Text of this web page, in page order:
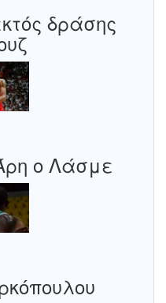
δράσης
ο Λάσμε